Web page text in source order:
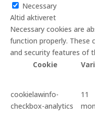
Necessary
Altid aktiveret
Necessary cookies are
function properly. These
and security features of
Cookie
cookielawinfo-
checkbox-analytics
11